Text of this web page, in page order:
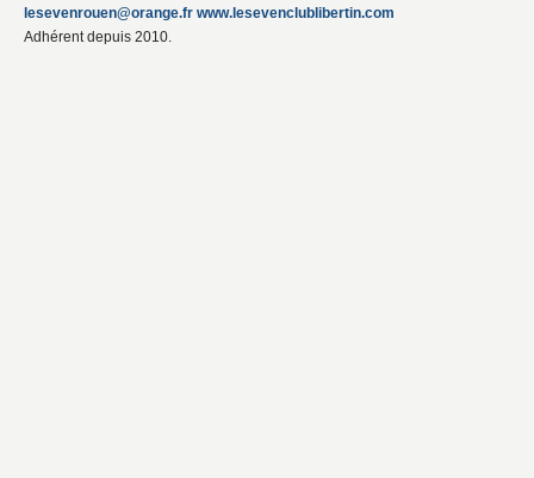
lesevenrouen@orange.fr www.lesevenclublibertin.com
Adhérent depuis 2010.